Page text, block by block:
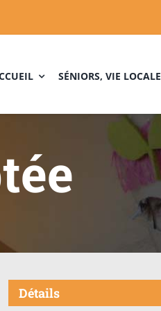
SÉNIORS, VIE LOCALE
Détails